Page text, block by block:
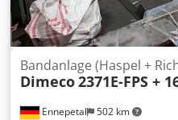
Ennepetal 502 km
Bandanlage (Haspel +
Dimeco2371E-FPS +